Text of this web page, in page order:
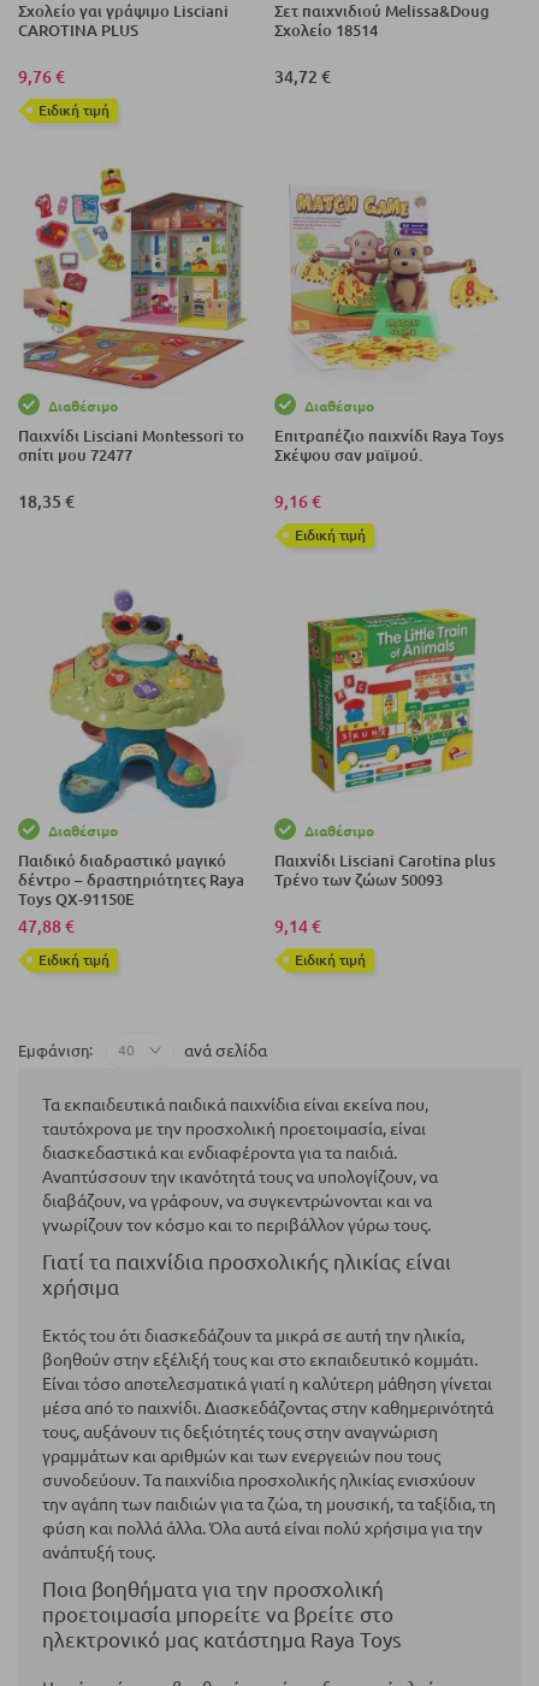
Σχολείο γαι γράψιμο Lisciani
CAROTINA PLUS
9,76 €
Eιδική τιμή
Σετ παιχνιδιού Melissa&Doug
Σχολείο 18514
34,72 €
Διαθέσιμο
Παιχνίδι Lisciani Montessori το
σπίτι μου 72477
18,35 €
Διαθέσιμο
Επιτραπέζιο παιχνίδι Raya Toys
Σκέψου σαν μαϊμού.
9,16 €
Eιδική τιμή
Διαθέσιμο
Παιδικό διαδραστικό μαγικό
δέντρο – δραστηριότητες Raya
Toys QX-91150E
47,88 €
Eιδική τιμή
Διαθέσιμο
Παιχνίδι Lisciani Carotina plus
Τρένο των ζώων 50093
9,14 €
Eιδική τιμή
Εμφάνιση ανά σελίδα
Τα εκπαιδευτικά παιδικά παιχνίδια είναι εκείνα που,
ταυτόχρονα με την προσχολική προετοιμασία, είναι
διασκεδαστικά και ενδιαφέροντα για τα παιδιά.
Αναπτύσσουν την ικανότητά τους να υπολογίζουν, να
διαβάζουν, να γράφουν, να συγκεντρώνονται και να
γνωρίζουν τον κόσμο και το περιβάλλον γύρω τους.
Γιατί τα παιχνίδια προσχολικής ηλικίας είναι
χρήσιμα
Εκτός του ότι διασκεδάζουν τα μικρά σε αυτή την ηλικία,
βοηθούν στην εξέλιξή τους και στο εκπαιδευτικό κομμάτι.
Είναι τόσο αποτελεσματικά γιατί η καλύτερη μάθηση γίνεται
μέσα από το παιχνίδι. Διασκεδάζοντας στην καθημερινότητά
τους, αυξάνουν τις δεξιότητές τους στην αναγνώριση
γραμμάτων και αριθμών και των ενεργειών που τους
συνοδεύουν. Τα παιχνίδια προσχολικής ηλικίας ενισχύουν
την αγάπη των παιδιών για τα ζώα, τη μουσική, τα ταξίδια, τη
φύση και πολλά άλλα. Όλα αυτά είναι πολύ χρήσιμα για την
ανάπτυξή τους.
Ποια βοηθήματα για την προσχολική
προετοιμασία μπορείτε να βρείτε στο
ηλεκτρονικό μας κατάστημα Raya Toys